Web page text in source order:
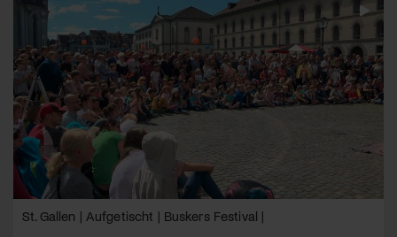
St. Gallen | Aufgetischt | Buskers Festival |